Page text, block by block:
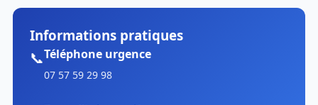
Informations pratiques
📞Téléphone urgence
07 57 59 29 98